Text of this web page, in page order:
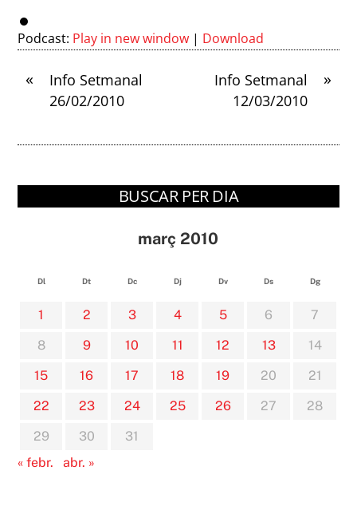
Podcast: Play in new window | Download
«
Info Setmanal
26/02/2010
»
Info Setmanal
12/03/2010
BUSCAR PER DIA
març 2010
Dl Dt Dc Dj Dv Ds Dg
1 2 3 4 5 6
7
8
9 10 11 12 13
14
15
16 17 18 19 20
21
22
23 24 25 26 27
28
29
30
31
« febr.
abr. »